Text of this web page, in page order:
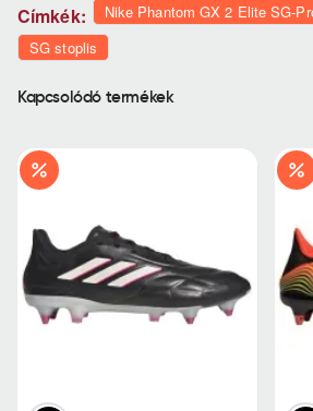
Címkék: Nike Phantom GX 2 Elite SG-
SG stoplis
Kapcsolódó termékek